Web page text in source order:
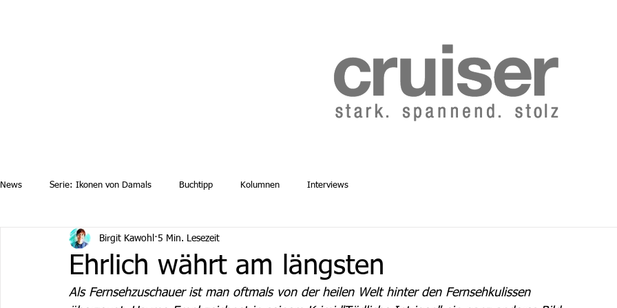
News Serie: Ikonen von Damals Buchtipp Kolumnen Interviews
Ehrlich währt am längsten
Birgit Kawohl 5 Min. Lesezeit
Als Fernsehzuschauer ist man oftmals von der heilen Welt hinter den Fernsehkulissen